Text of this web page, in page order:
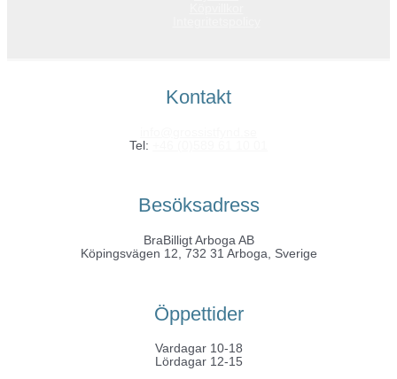
Kontakt
Tel:
Besöksadress
BraBilligt Arboga AB
Köpingsvägen 12, 732 31 Arboga, Sverige
Öppettider
Vardagar 10-18
Lördagar 12-15